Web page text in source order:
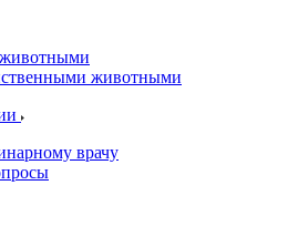
животными
врачу